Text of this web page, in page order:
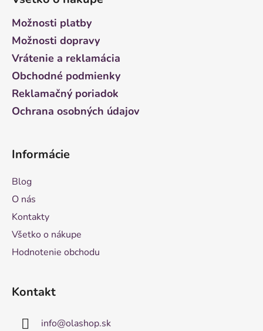
Možnosti platby
Možnosti dopravy
Vrátenie a reklamácia
Obchodné podmienky
Reklamačný poriadok
Ochrana osobných údajov
Informácie
Blog
O nás
Kontakty
Všetko o nákupe
Hodnotenie obchodu
Kontakt
info@olashop.sk